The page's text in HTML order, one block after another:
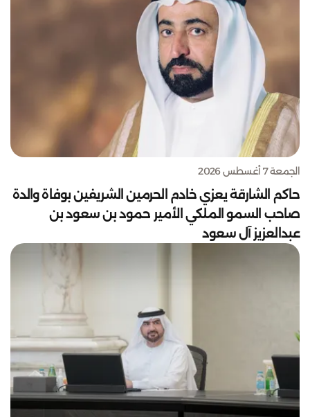
الجمعة 7 أغسطس 2026
حاكم الشارقة يعزي خادم الحرمين الشريفين بوفاة والدة
صاحب السمو الملكي الأمير حمود بن سعود بن
عبدالعزيز آل سعود